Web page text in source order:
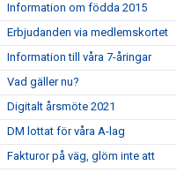
Information om födda 2015
Erbjudanden via medlemskortet
Information till våra 7-åringar
Vad gäller nu?
Digitalt årsmöte 2021
DM lottat för våra A-lag
Fakturor på väg, glöm inte att